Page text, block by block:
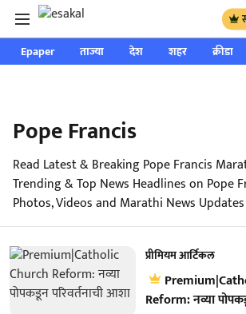
Epaper ताज्या देश शहर क्रीडा
Pope Francis
Read Latest & Breaking Pope Francis
Trending & Top News Headlines on Pope
Photos, Videos and Marathi News
प्रीमियम आर्टिकल
Reform: नव्या